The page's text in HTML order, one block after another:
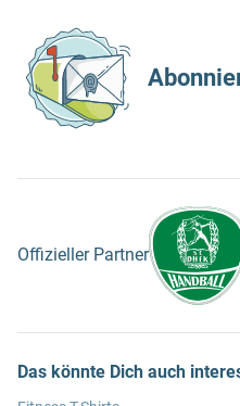
Offizieller Partner
Das könnte Dich auch